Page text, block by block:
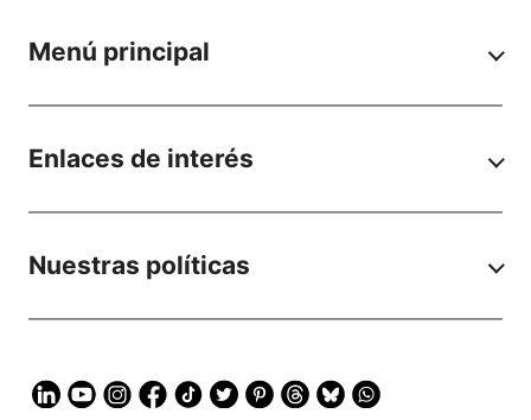
Menú principal
Enlaces de interés
Nuestras políticas